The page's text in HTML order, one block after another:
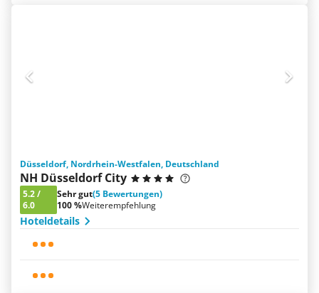
Düsseldorf, Nordrhein-Westfalen, Deutschland
NH Düsseldorf City
5.2/
6.0
Sehr gut(5 Bewertungen)
100 %Weiterempfehlung
Hoteldetails